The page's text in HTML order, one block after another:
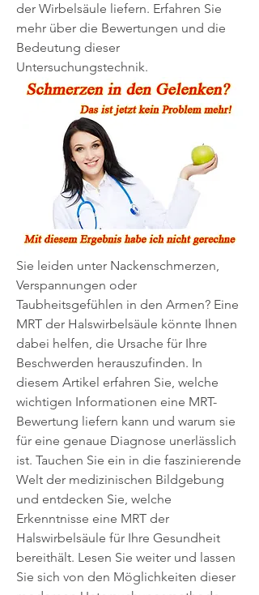
der Wirbelsäule liefern. Erfahren Sie
mehr über die Bewertungen und die
Bedeutung dieser
Untersuchungstechnik.
Sie leiden unter Nackenschmerzen,
Verspannungen oder
Taubheitsgefühlen in den Armen? Eine
MRT der Halswirbelsäule könnte Ihnen
dabei helfen, die Ursache für Ihre
Beschwerden herauszufinden. In
diesem Artikel erfahren Sie, welche
wichtigen Informationen eine MRT-
Bewertung liefern kann und warum sie
für eine genaue Diagnose unerlässlich
ist. Tauchen Sie ein in die faszinierende
Welt der medizinischen Bildgebung
und entdecken Sie, welche
Erkenntnisse eine MRT der
Halswirbelsäule für Ihre Gesundheit
bereithält. Lesen Sie weiter und lassen
Sie sich von den Möglichkeiten dieser